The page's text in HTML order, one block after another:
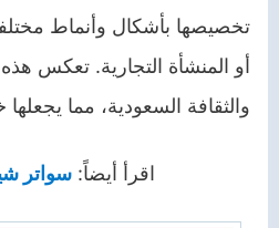
تخصيصها بأشكال وأنماط
أو المنشأة التجارية. تعكس
والثقافة السعودية، مما يجعلها
اقرأ أيضاً:سواتر